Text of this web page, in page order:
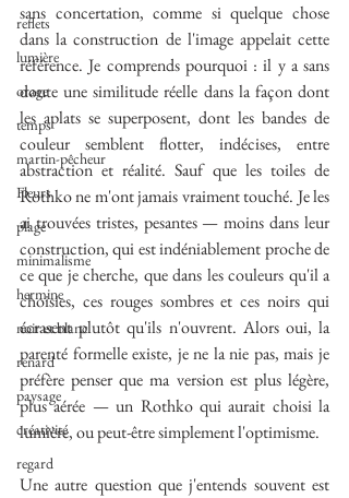
reflets
lumière
orage
temps
martin-pêcheur
Fleurs
plage
minimalisme
hermine
noir et blanc
renard
paysage
créativité
regard
sans concertation, comme si quelque chose
dans la construction de l'image appelait cette
référence. Je comprends pourquoi : il y a sans
doute une similitude réelle dans la façon dont
les aplats se superposent, dont les bandes de
couleur semblent flotter, indécises, entre
abstraction et réalité. Sauf que les toiles de
Rothko ne m'ont jamais vraiment touché. Je les
ai trouvées tristes, pesantes — moins dans leur
construction, qui est indéniablement proche de
ce que je cherche, que dans les couleurs qu'il a
choisies, ces rouges sombres et ces noirs qui
écrasent plutôt qu'ils n'ouvrent. Alors oui, la
parenté formelle existe, je ne la nie pas, mais je
préfère penser que ma version est plus légère,
plus aérée — un Rothko qui aurait choisi la
lumière, ou peut-être simplement l'optimisme.
Une autre question que j'entends souvent est